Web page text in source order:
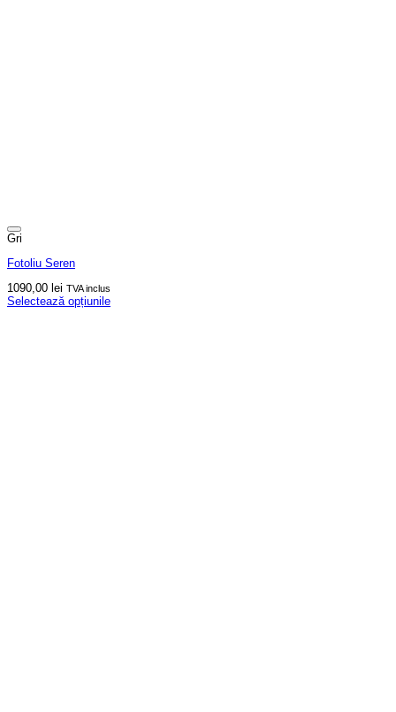
Gri
Fotoliu Seren
1090,00 lei TVA inclus
Selectează opțiunile